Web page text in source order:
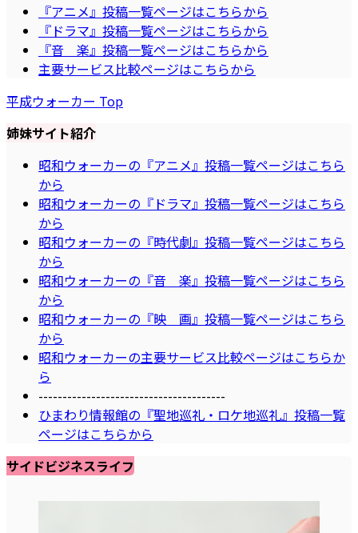
『アニメ』投稿一覧ページはこちらから
『ドラマ』投稿一覧ページはこちらから
『音 楽』投稿一覧ページはこちらから
主要サービス比較ページはこちらから
平成ウォーカー Top
姉妹サイト紹介
昭和ウォーカーの『アニメ』投稿一覧ページはこちら
から
昭和ウォーカーの『ドラマ』投稿一覧ページはこちら
から
昭和ウォーカーの『時代劇』投稿一覧ページはこちら
から
昭和ウォーカーの『音 楽』投稿一覧ページはこちら
から
昭和ウォーカーの『映 画』投稿一覧ページはこちら
から
昭和ウォーカーの主要サービス比較ページはこちらか
ら
---------------------------------------
ひまわり情報館の『聖地巡礼・ロケ地巡礼』投稿一覧
ページはこちらから
サイドビジネスライフ